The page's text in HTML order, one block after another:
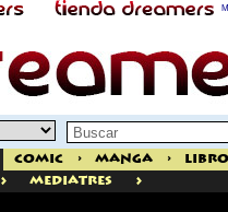
Comic > Manga >
> Mediatres >